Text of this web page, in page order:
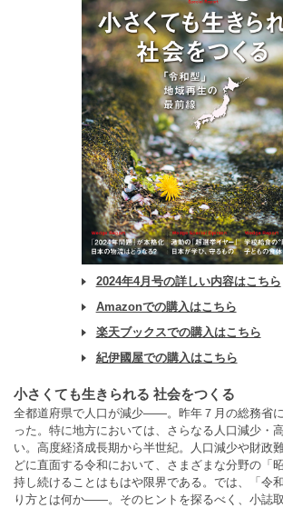
2024年4月号の詳しい内容はこちら
Amazonでの購入はこちら
楽天ブックスでの購入はこちら
紀伊國屋での購入はこちら
小さくても生きられる 社会をつくる
全都道府県で人口が減少――。昨年７月の総務省
った。特に地方においては、さらなる人口減少・
い。高度経済成長期から半世紀。人口減少や財政
どに直面する令和において、さまざまな分野の「
持し続けることはもはや限界である。では、「令
り方とは何か――。そのヒントを探るべく、小誌